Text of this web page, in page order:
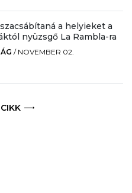
a helyieket a
nyüzsgő La Rambla-ra
/ NOVEMBER 02.